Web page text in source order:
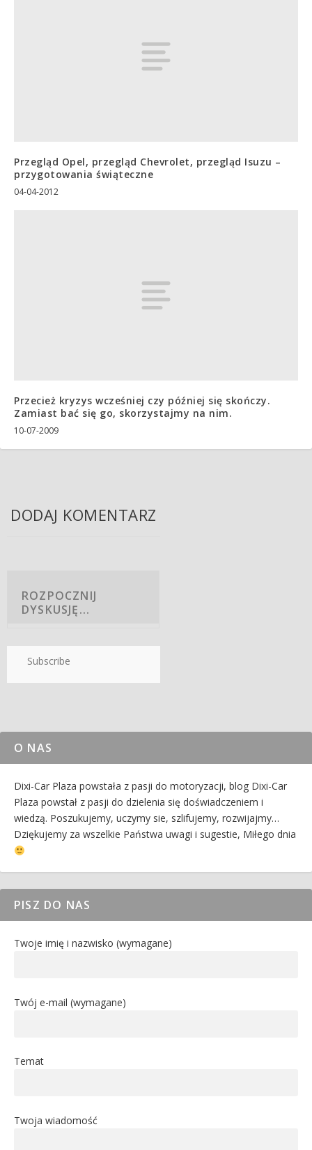
Przegląd Opel, przegląd Chevrolet, przegląd Isuzu –
przygotowania świąteczne
04-04-2012
Przecież kryzys wcześniej czy później się skończy.
Zamiast bać się go, skorzystajmy na nim.
10-07-2009
DODAJ KOMENTARZ
Subscribe
O NAS
Dixi-Car Plaza powstała z pasji do motoryzacji, blog Dixi-Car
Plaza powstał z pasji do dzielenia się doświadczeniem i
wiedzą. Poszukujemy, uczymy sie, szlifujemy, rozwijajmy…
Dziękujemy za wszelkie Państwa uwagi i sugestie, Miłego dnia
PISZ DO NAS
Twoje imię i nazwisko (wymagane)
Twój e-mail (wymagane)
Temat
Twoja wiadomość